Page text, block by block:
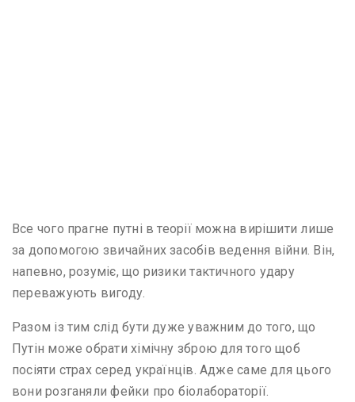
Все чого прагне путні в теорії можна вирішити лише
за допомогою звичайних засобів ведення війни. Він,
напевно, розуміє, що ризики тактичного удару
переважують вигоду.
Разом із тим слід бути дуже уважним до того, що
Путін може обрати хімічну зброю для того щоб
посіяти страх серед українців. Адже саме для цього
вони розганяли фейки про біолабораторії.